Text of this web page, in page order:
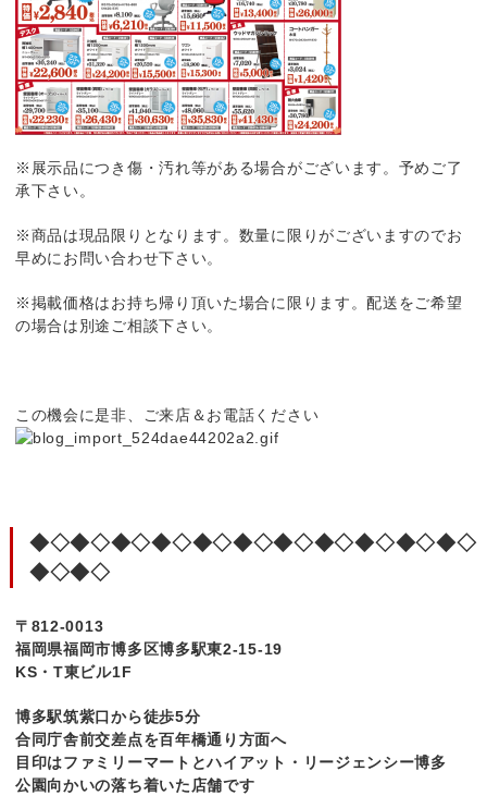
※展示品につき傷・汚れ等がある場合がございます。予めご了
承下さい。
※商品は現品限りとなります。数量に限りがございますのでお
早めにお問い合わせ下さい。
※掲載価格はお持ち帰り頂いた場合に限ります。配送をご希望
の場合は別途ご相談下さい。
この機会に是非、ご来店＆お電話ください
◆◇◆◇◆◇◆◇◆◇◆◇◆◇◆◇◆◇◆◇◆◇
◆◇◆◇
〒812-0013
福岡県福岡市博多区博多駅東2-15-19
KS・T東ビル1F
博多駅筑紫口から徒歩5分
合同庁舎前交差点を百年橋通り方面へ
目印はファミリーマートとハイアット・リージェンシー博多
公園向かいの落ち着いた店舗です